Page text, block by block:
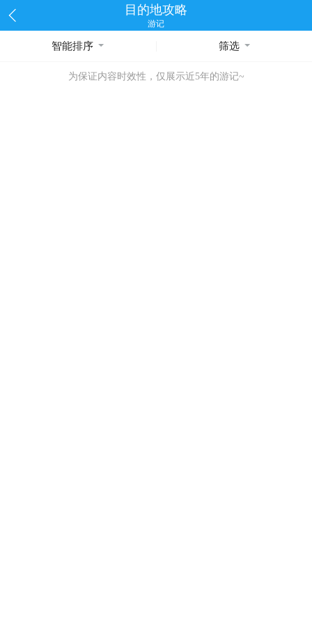
目的地攻略
游记
智能排序 筛选
为保证内容时效性，仅展示近5年的游记~